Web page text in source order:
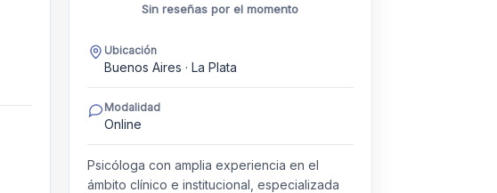
Sin reseñas por el momento
Ubicación
Buenos Aires · La Plata
Modalidad
Online
Psicóloga con amplia experiencia en el
ámbito clínico e institucional, especializada